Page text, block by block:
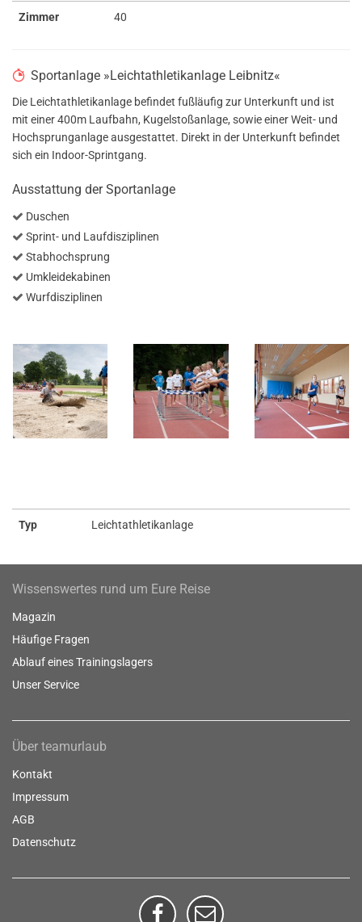
Zimmer 40
Sportanlage »Leichtathletikanlage Leibnitz«
Die Leichtathletikanlage befindet fußläufig zur Unterkunft und ist
mit einer 400m Laufbahn, Kugelstoßanlage, sowie einer Weit- und
Hochsprunganlage ausgestattet. Direkt in der Unterkunft befindet
sich ein Indoor-Sprintgang.
Ausstattung der Sportanlage
Duschen
Sprint- und Laufdisziplinen
Stabhochsprung
Umkleidekabinen
Wurfdisziplinen
Typ Leichtathletikanlage
Wissenswertes rund um Eure Reise
Magazin
Häufige Fragen
Ablauf eines Trainingslagers
Unser Service
Über teamurlaub
Kontakt
Impressum
AGB
Datenschutz